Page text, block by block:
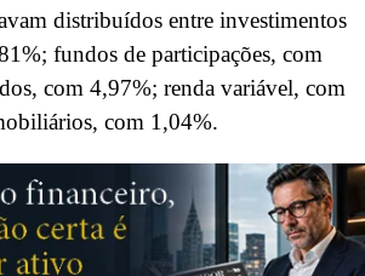
distribuídos entre investimentos
fundos de participações, com
com 4,97%; renda variável, com
com 1,04%.